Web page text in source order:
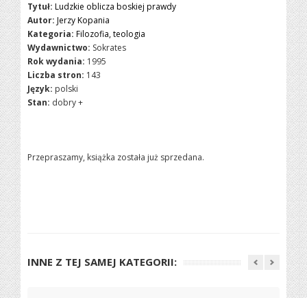
Tytuł: Ludzkie oblicza boskiej prawdy
Autor: Jerzy Kopania
Kategoria: Filozofia, teologia
Wydawnictwo: Sokrates
Rok wydania: 1995
Liczba stron: 143
Język: polski
Stan: dobry +
Przepraszamy, książka została już sprzedana.
INNE Z TEJ SAMEJ KATEGORII: